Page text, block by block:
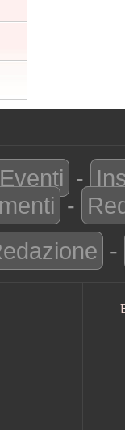
Eventi -
-
-